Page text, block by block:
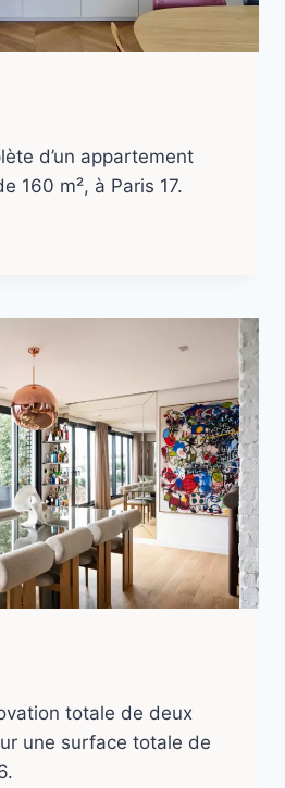
d’un appartement
160 m², à Paris 17.
totale de deux
une surface totale de